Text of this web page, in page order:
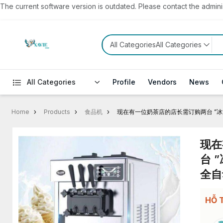
The current software version is outdated. Please contact the
All CategoriesAll Categories
All Categories Profile Vendors News
Home Products 食品机 现在有一位奶茶店的店长需订购两台 ”
现
台
全
HỖ